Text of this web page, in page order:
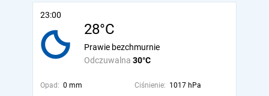
23:00
28°C
Odczuwalna 30°C
Prawie bezchmurnie
Opad: 0 mm Ciśnienie: 1017 hPa